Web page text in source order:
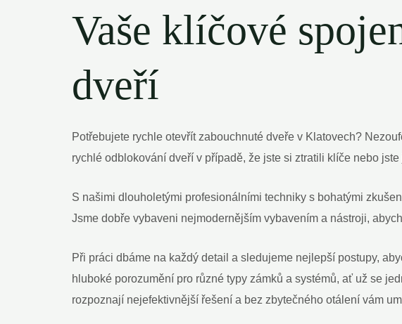
Vaše klíčové
dveří
Potřebujete rychle otevřít zabouchnuté dveře v Klatovech?
rychlé odblokování dveří v případě, že jste si ztratili klíče nebo
S našimi dlouholetými profesionálními techniky s bohatými
Jsme dobře vybaveni nejmodernějším vybavením a nástroji,
Při práci dbáme na každý detail a sledujeme nejlepší postupy,
hluboké porozumění pro různé typy zámků a systémů, ať už se
rozpoznají nejefektivnější řešení a bez zbytečného otálení vám